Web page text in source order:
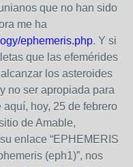
que no han sido
me ha
ephemeris.php. Y si
que las efemérides
los asteroides
no ser apropiada para
hoy, 25 de febrero
de Amable,
enlace “EPHEMERIS
(eph1)”, nos